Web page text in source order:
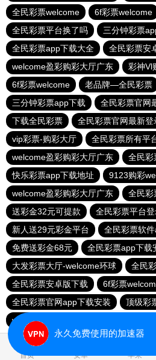
全民彩票welcome
6f彩票welcome
全民彩票平台换了吗
三分钟彩票
全民彩票app下载大全
全民彩票安
welcome盈彩购彩大厅广东
彩神Vl
6f彩票welcome
老品牌—全民彩票
三分钟彩票app下载
全民彩票官网
下载全民彩票
全民彩票官网最新登
vip彩票-购彩大厅
全民彩票所有平
welcome盈彩购彩大厅广东
全民彩
快乐彩票app下载地址
9123购彩
welcome盈彩购彩大厅广东
全民彩
送彩金32元可提款
全民彩票平台
新人送29元彩金平台
全民彩票软
免费送彩金68元
全民彩票app下载
大发彩票大厅-welcome环球
全民
全民彩票安卓版下载
6f彩票
全民彩票官网app下载安装
顶级彩
welcome登录大厅大发
首页 安卓 苹果
永久免费使用的加速器